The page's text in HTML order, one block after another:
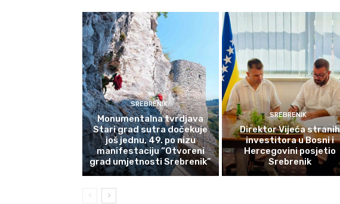
SREBRENIK
Monumentalna tvrdjava
Stari grad sutra dočekuje
još jednu, 49. po nizu
manifestaciju “Otvoreni
grad umjetnosti Srebrenik”
SREBRENIK
Direktor Vijeća stranih
investitora u Bosni i
Hercegovini posjetio
Srebrenik